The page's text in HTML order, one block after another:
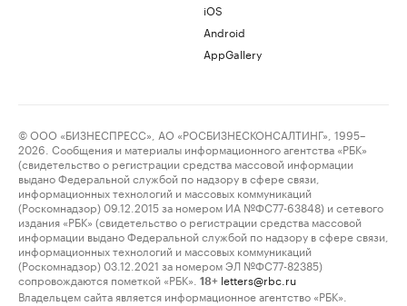
iOS
Android
AppGallery
© ООО «БИЗНЕСПРЕСС», АО «РОСБИЗНЕСКОНСАЛТИНГ», 1995–
2026. Сообщения и материалы информационного агентства «РБК»
(свидетельство о регистрации средства массовой информации
выдано Федеральной службой по надзору в сфере связи,
информационных технологий и массовых коммуникаций
(Роскомнадзор) 09.12.2015 за номером ИА №ФС77-63848) и сетевого
издания «РБК» (свидетельство о регистрации средства массовой
информации выдано Федеральной службой по надзору в сфере связи,
информационных технологий и массовых коммуникаций
(Роскомнадзор) 03.12.2021 за номером ЭЛ №ФС77-82385)
сопровождаются пометкой «РБК».
18+ letters@rbc.ru
Владельцем сайта является информационное агентство «РБК».